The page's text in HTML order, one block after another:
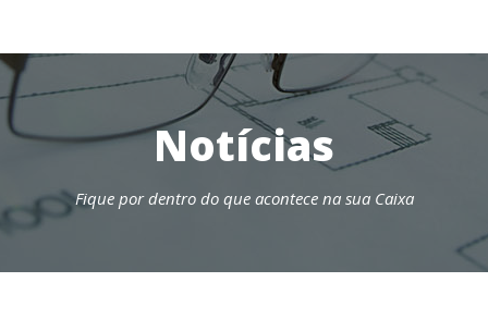
Notícias
Fique por dentro do que acontece na sua Caixa